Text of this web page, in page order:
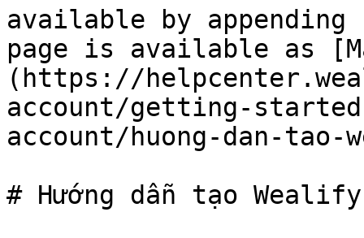
available by
page is available as
(https://
account/getting-
account/huong-dan-
# Hướng dẫn tạo Wealify